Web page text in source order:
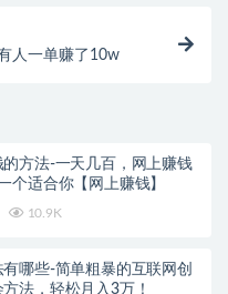
人一单赚了10w
的方法-一天几百，网上赚钱
个适合你【网上赚钱】
10.9K
哪些-简单粗暴的互联网创
法，轻松月入3万！